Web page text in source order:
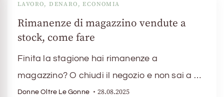
LAVORO, DENARO, ECONOMIA
Rimanenze di magazzino vendute a
stock, come fare
Finita la stagione hai rimanenze a
magazzino? O chiudi il negozio e non sai a …
Donne Oltre Le Gonne 28.08.2025